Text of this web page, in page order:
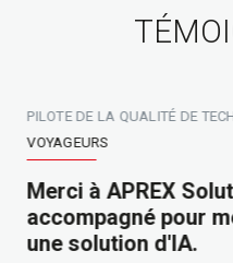
PILOTE DE LA QUALITÉ DE
VOYAGEURS
Merci à APREX
accompagné pour
une solution d'IA.